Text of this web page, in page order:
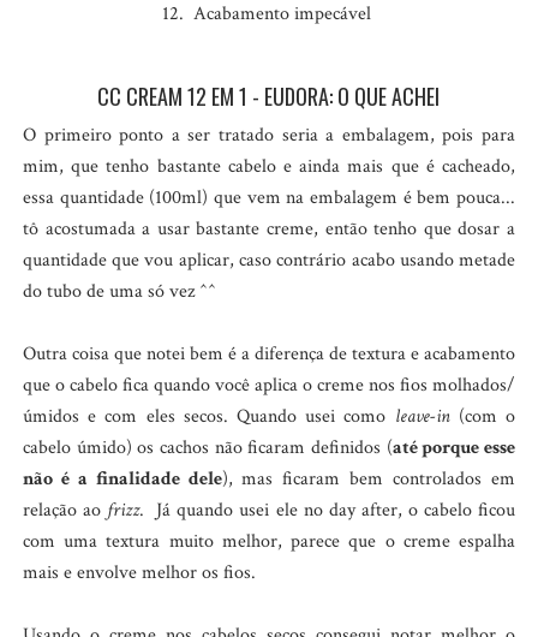
12. Acabamento impecável
CC CREAM 12 EM 1 - EUDORA: O QUE ACHEI
O primeiro ponto a ser tratado seria a embalagem, pois para
mim, que tenho bastante cabelo e ainda mais que é cacheado,
essa quantidade (100ml) que vem na embalagem é bem pouca...
tô acostumada a usar bastante creme, então tenho que dosar a
quantidade que vou aplicar, caso contrário acabo usando metade
do tubo de uma só vez ^^
Outra coisa que notei bem é a diferença de textura e acabamento
que o cabelo fica quando você aplica o creme nos fios molhados/
úmidos e com eles secos. Quando usei como leave-in(com o
cabelo úmido) os cachos não ficaram definidos (até porque esse
não é a finalidade dele), mas ficaram bem controlados em
relação ao frizz. Já quando usei ele no day after, o cabelo ficou
com uma textura muito melhor, parece que o creme espalha
mais e envolve melhor os fios.